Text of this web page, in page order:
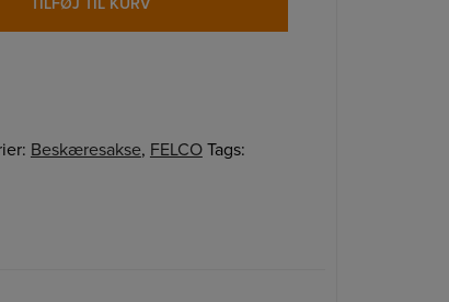
TILFØJ TIL KURV
Beskæresakse, FELCO Tags: